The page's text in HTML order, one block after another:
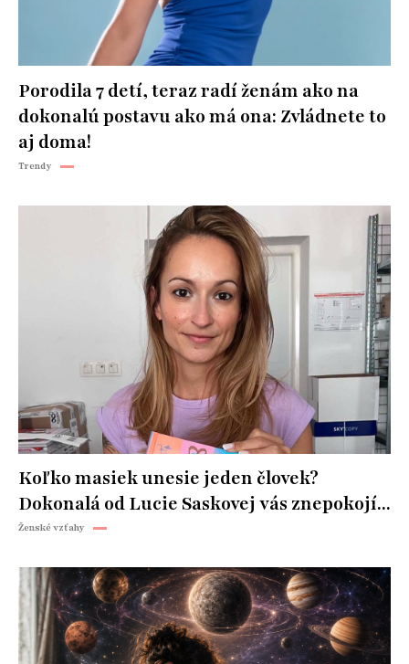
Porodila 7 detí, teraz radí ženám ako na
dokonalú postavu ako má ona: Zvládnete to
aj doma!
Trendy
Koľko masiek unesie jeden človek?
Dokonalá od Lucie Saskovej vás znepokojí...
Ženské vzťahy